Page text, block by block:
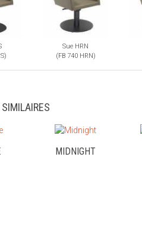
Sue HRN
(FB 740 HRN)
MIDNIGHT